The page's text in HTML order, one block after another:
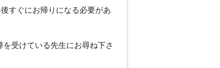
すぐにお帰りになる必要があ
受けている先生にお尋ね下さ